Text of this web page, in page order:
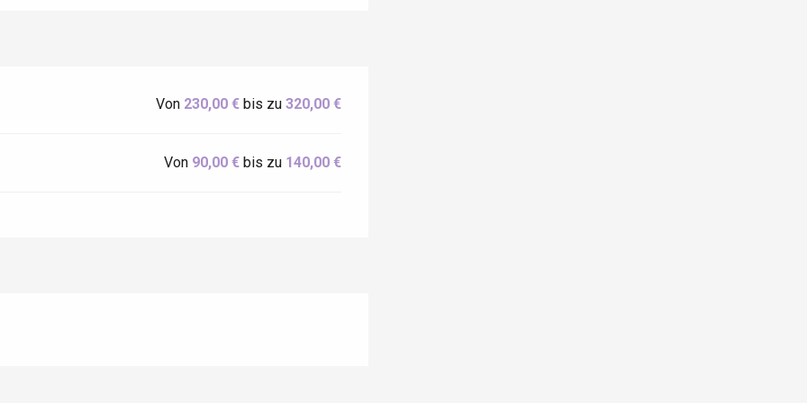
Von 230,00 € bis zu320,00 €
Von 90,00 € bis zu 140,00 €